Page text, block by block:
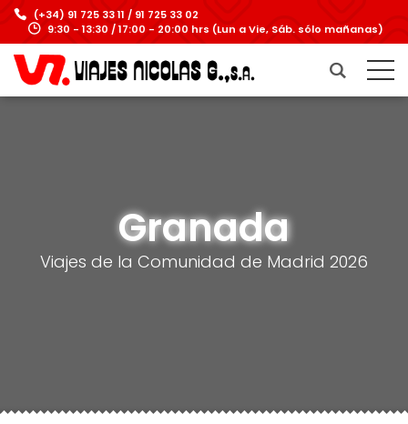
(+34) 91 725 33 11 / 91 725 33 02
9:30 - 13:30 / 17:00 - 20:00 hrs (Lun a Vie, Sáb. sólo mañanas)
Granada
Viajes de la Comunidad de Madrid 2026